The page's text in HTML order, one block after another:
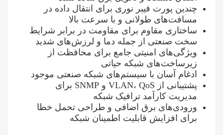
چندین پورت فیبر نوری برای انتقال داده در
مسافت‌های طولانی و با سرعت بالا
ساختاری مقاوم برای مقاومت در برابر شرایط
سخت صنعتی از جمله دما و لرزش‌های شدید
ویژگی‌های امنیتی جامع برای محافظت از
زیرساخت‌های شبکه حیاتی
ادغام آسان با سیستم‌های شبکه صنعتی موجود
پشتیبانی از VLAN، QoS و SNMP برای
مدیریت کارآمد ترافیک شبکه
ورودی‌های برق اضافی و طراحی تحمل خطا
برای افزایش قابلیت اطمینان شبکه